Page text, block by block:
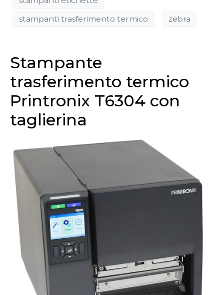
stampanti trasferimento termico
zebra
Stampante
trasferimento termico
Printronix T6304 con
taglierina